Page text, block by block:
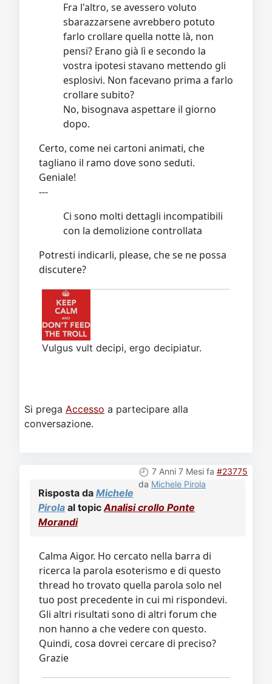
Fra l'altro, se avessero voluto
sbarazzarsene avrebbero potuto
farlo crollare quella notte là, non
pensi? Erano già lì e secondo la
vostra ipotesi stavano mettendo gli
esplosivi. Non facevano prima a farlo
crollare subito?
No, bisognava aspettare il giorno
dopo.
Certo, come nei cartoni animati, che
tagliano il ramo dove sono seduti.
Geniale!
---
Ci sono molti dettagli incompatibili
con la demolizione controllata
Potresti indicarli, please, che se ne possa
discutere?
Vulgus vult decipi, ergo decipiatur.
Si prega Accesso a partecipare alla
conversazione.
7 Anni 7 Mesi fa #23775
da Michele Pirola
Risposta da Michele
Pirola al topic Analisi crollo Ponte
Morandi
Calma Aigor. Ho cercato nella barra di
ricerca la parola esoterismo e di questo
thread ho trovato quella parola solo nel
tuo post precedente in cui mi rispondevi.
Gli altri risultati sono di altri forum che
non hanno a che vedere con questo.
Quindi, cosa dovrei cercare di preciso?
Grazie